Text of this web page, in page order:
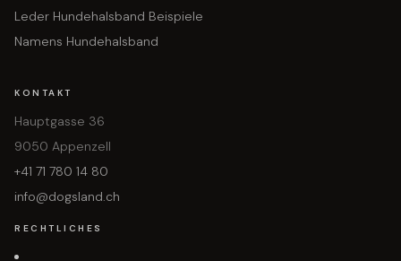
Leder Hundehalsband Beispiele
Namens Hundehalsband
KONTAKT
Hauptgasse 36
9050 Appenzell
+41 71 780 14 80
info@dogsland.ch
RECHTLICHES